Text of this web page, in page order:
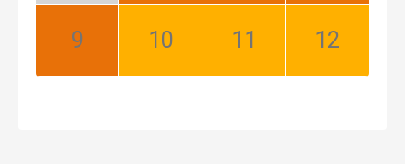
September:
Október:
November:
December: